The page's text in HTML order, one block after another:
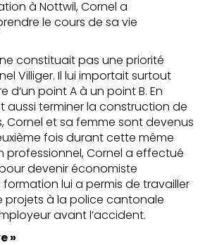
à Nottwil, Cornel a
le cours de sa vie
constituait pas une priorité
Villiger. Il lui importait surtout
d‘un point A à un point B. En
aussi terminer la construction de
Cornel et sa femme sont devenus
fois durant cette même
professionnel, Cornel a effectué
devenir économiste
formation lui a permis de travailler
projets à la police cantonale
avant l’accident.
»